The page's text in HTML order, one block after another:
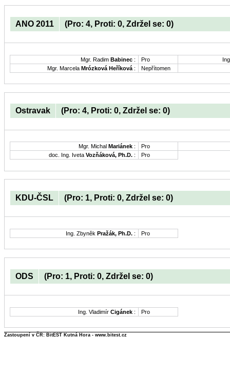
ANO 2011 (Pro: 4, Proti: 0, Zdržel se: 0)
Mgr. Radim Babinec : Pro
Mgr. Marcela Mrózková Heříková : Nepřítomen
Ostravak (Pro: 4, Proti: 0, Zdržel se: 0)
Mgr. Michal Mariánek :
Pro
doc. Ing. Iveta Vozňáková, Ph.D. : Pro
KDU-ČSL (Pro: 1, Proti: 0, Zdržel se: 0)
Ing. Zbyněk Pražák, Ph.D. : Pro
ODS (Pro: 1, Proti: 0, Zdržel se: 0)
Ing. Vladimír Cigánek : Pro
Zastoupení v ČR: BitEST Kutná Hora - www.bitest.cz